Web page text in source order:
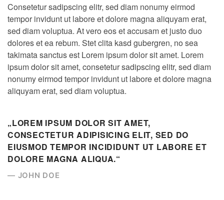
Consetetur sadipscing elitr, sed diam nonumy eirmod
tempor invidunt ut labore et dolore magna aliquyam erat,
sed diam voluptua. At vero eos et accusam et justo duo
dolores et ea rebum. Stet clita kasd gubergren, no sea
takimata sanctus est Lorem ipsum dolor sit amet. Lorem
ipsum dolor sit amet, consetetur sadipscing elitr, sed diam
nonumy eirmod tempor invidunt ut labore et dolore magna
aliquyam erat, sed diam voluptua.
„LOREM IPSUM DOLOR SIT AMET,
CONSECTETUR ADIPISICING ELIT, SED DO
EIUSMOD TEMPOR INCIDIDUNT UT LABORE ET
DOLORE MAGNA ALIQUA.“
JOHN DOE